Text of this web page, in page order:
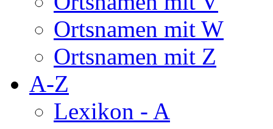
Ortsnamen mit W
Ortsnamen mit Z
A-Z
Lexikon - A